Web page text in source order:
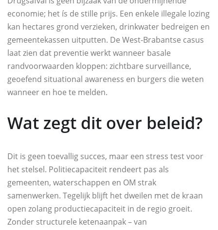
economie; het ís de stille prijs. Een enkele illegale lozing
kan hectares grond verzieken, drinkwater bedreigen en
gemeentekassen uitputten. De West-Brabantse casus
laat zien dat preventie werkt wanneer basale
randvoorwaarden kloppen: zichtbare surveillance,
geoefend situational awareness en burgers die weten
wanneer en hoe te melden.
Wat zegt dit over beleid?
Dit is geen toevallig succes, maar een stress test voor
het stelsel. Politiecapaciteit rendeert pas als
gemeenten, waterschappen en OM strak
samenwerken. Tegelijk blijft het dweilen met de kraan
open zolang productiecapaciteit in de regio groeit.
Zonder structurele ketenaanpak – van